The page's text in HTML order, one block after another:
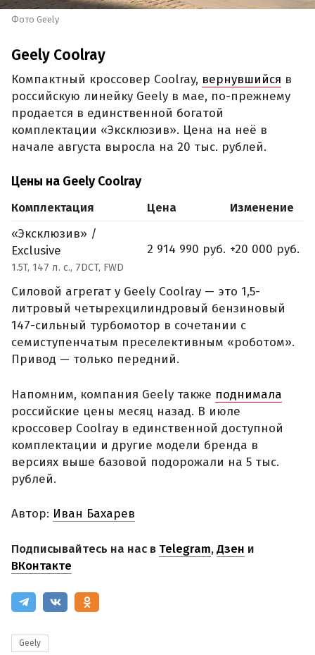
Фото Geely
Geely Coolray
Компактный кроссовер Coolray, вернувшийся в
российскую линейку Geely в мае, по-прежнему
продается в единственной богатой
комплектации «Эксклюзив». Цена на неё в
начале августа выросла на 20 тыс. рублей.
Цены на Geely Coolray
Комплектация Цена
Изменение
«Эксклюзив» /
Exclusive
1.5T, 147 л. с., 7DCT, FWD
2 914 990 руб. +20 000 руб.
Силовой агрегат у Geely Coolray — это 1,5-
литровый четырехцилиндровый бензиновый
147-сильный турбомотор в сочетании с
семиступенчатым преселективным «роботом».
Привод — только передний.
Напомним, компания Geely также поднимала
российские цены месяц назад. В июле
кроссовер Coolray в единственной доступной
комплектации и другие модели бренда в
версиях выше базовой подорожали на 5 тыс.
рублей.
Автор: Иван Бахарев
Подписывайтесь на нас в Telegram,Дзен и
ВКонтакте
Geely